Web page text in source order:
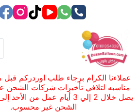
عملاءنا الكرام برجاء طلب اوردركم قبل
مناسبه لتلافي تأخيرات شركات الشحن
يصل خلال 2 إلي 3 أيام عمل من
الشحن غير محسوب.